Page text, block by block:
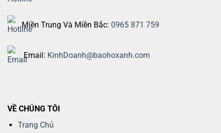
Miền Trung Và Miền Bắc: 0965 871 759
Email: KinhDoanh@baohoxanh.com
VỀ CHÚNG TÔI
Trang Chủ